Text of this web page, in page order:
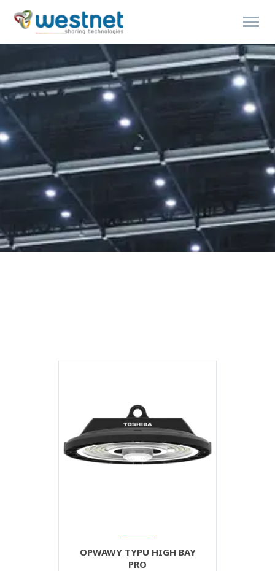
Polski
OPWAWY TYPU HIGH BAY
PRO